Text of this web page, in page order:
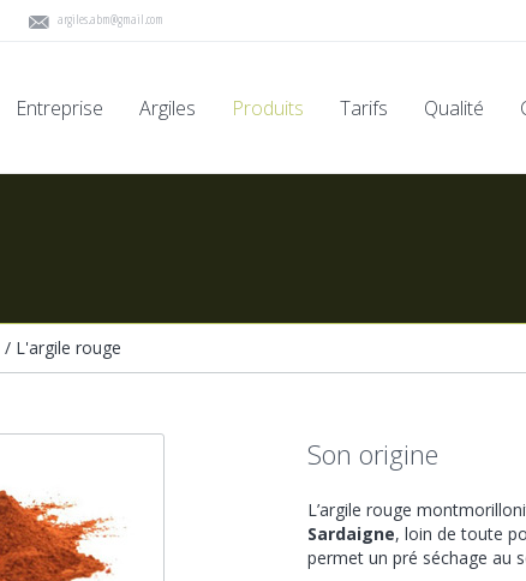
argiles.abm@gmail.com
Entreprise Argiles Produits Tarifs Qualité
/ L'argile rouge
Son origine
L’argile rouge
Sardaigne, loin de toute
permet un pré séchage au